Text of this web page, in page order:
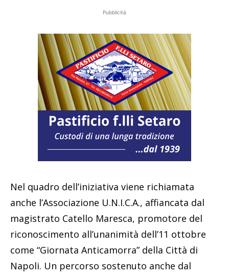
Pubblicità
Nel quadro dell’iniziativa viene richiamata
anche l’Associazione U.N.I.C.A., affiancata dal
magistrato Catello Maresca, promotore del
riconoscimento all’unanimità dell’11 ottobre
come “Giornata Anticamorra” della Città di
Napoli. Un percorso sostenuto anche dal